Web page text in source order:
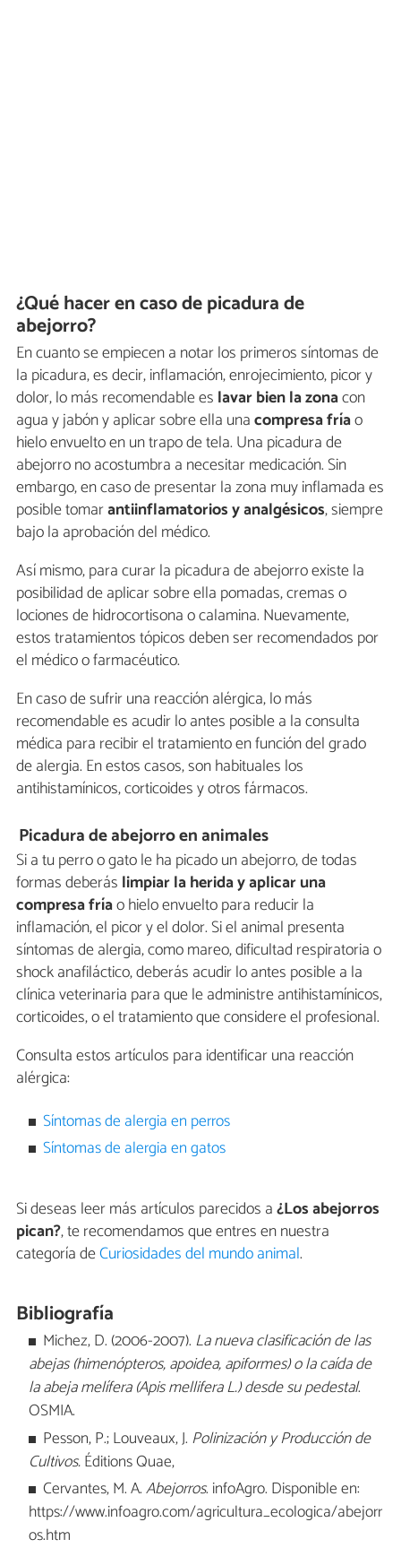
¿Qué hacer en caso de picadura de
abejorro?
En cuanto se empiecen a notar los primeros síntomas de
la picadura, es decir, inflamación, enrojecimiento, picor y
dolor, lo más recomendable es lavar bien la zonacon
agua y jabón y aplicar sobre ella unacompresa fríao
hielo envuelto en un trapo de tela. Una picadura de
abejorro no acostumbra a necesitar medicación. Sin
embargo, en caso de presentar la zona muy inflamada es
posible tomarantiinflamatorios y analgésicos, siempre
bajo la aprobación del médico.
Así mismo, para curar la picadura de abejorro existe la
posibilidad de aplicar sobre ella pomadas, cremas o
lociones de hidrocortisona o calamina. Nuevamente,
estos tratamientos tópicos deben ser recomendados por
el médico o farmacéutico.
En caso de sufrir una reacción alérgica, lo más
recomendable es acudir lo antes posible a la consulta
médica para recibir el tratamiento en función del grado
de alergia. En estos casos, son habituales los
antihistamínicos, corticoides y otros fármacos.
Picadura de abejorro en animales
Si a tu perro o gato le ha picado un abejorro, de todas
formas deberás limpiar la herida y aplicar una
compresa fríao hielo envuelto para reducir la
inflamación, el picor y el dolor. Si el animal presenta
síntomas de alergia, como mareo, dificultad respiratoria o
shock anafiláctico, deberás acudir lo antes posible a la
clínica veterinaria para que le administre antihistamínicos,
corticoides, o el tratamiento que considere el profesional.
Consulta estos artículos para identificar una reacción
alérgica:
Síntomas de alergia en perros
Síntomas de alergia en gatos
Si deseas leer más artículos parecidos a¿Los abejorros
pican?, te recomendamos que entres en nuestra
categoría deCuriosidades del mundo animal.
Bibliografía
Michez, D. (2006-2007). La nueva clasificación de las
abejas (himenópteros, apoidea, apiformes) o la caída de
la abeja melífera (Apis mellifera L.) desde su pedestal.
OSMIA.
Pesson, P.; Louveaux, J. Polinización y Producción de
Cultivos.Éditions Quae,
Cervantes, M. A.Abejorros. infoAgro. Disponible en:
https://www.infoagro.com/agricultura_ecologica/abejorr
os.htm